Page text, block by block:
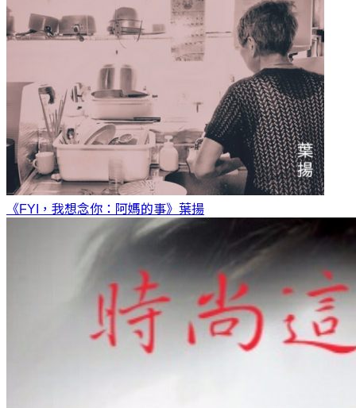
《FYI，我想念你：阿媽的事》 葉揚